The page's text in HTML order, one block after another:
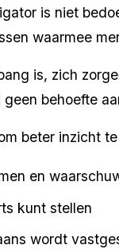
is niet
waarmee
is, zich
behoefte
beter inzicht
en
kunt stellen
wordt